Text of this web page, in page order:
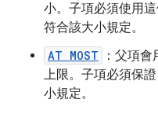
小。子項必須使用
符合該大小規定。
AT MOST
：父項
上限。子項必須保
小規定。